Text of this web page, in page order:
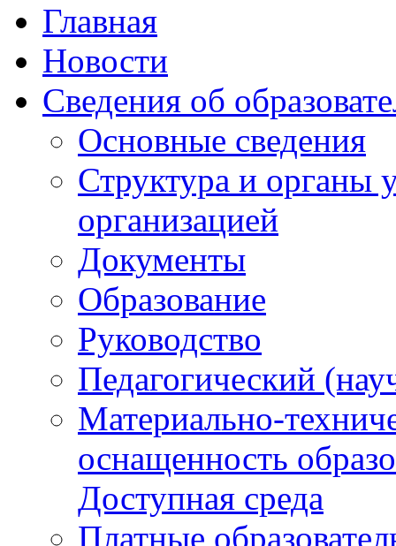
Главная
Новости
Сведения об
Основные сведения
Структура и органы
организацией
Документы
Образование
Руководство
Педагогический
Материально-
оснащенность
Доступная среда
Платные